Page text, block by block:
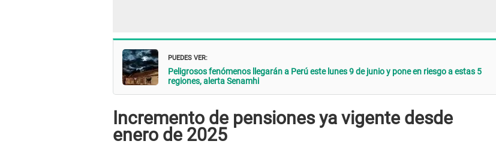
PUEDES VER:
Peligrosos fenómenos llegarán a Perú este lunes 9 de junio y pone en riesgo a estas 5
regiones, alerta Senamhi
Incremento de pensiones ya vigente desde
enero de 2025